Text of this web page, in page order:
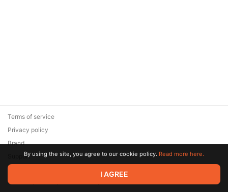
© 2026 Zaya Solutions Limited. All rights reserved. All trademarks
are the property of their respective owners.
Terms of service
Privacy policy
Brand
SupportBy using the site, you agree to our cookie policy. Read more here.
I AGREE